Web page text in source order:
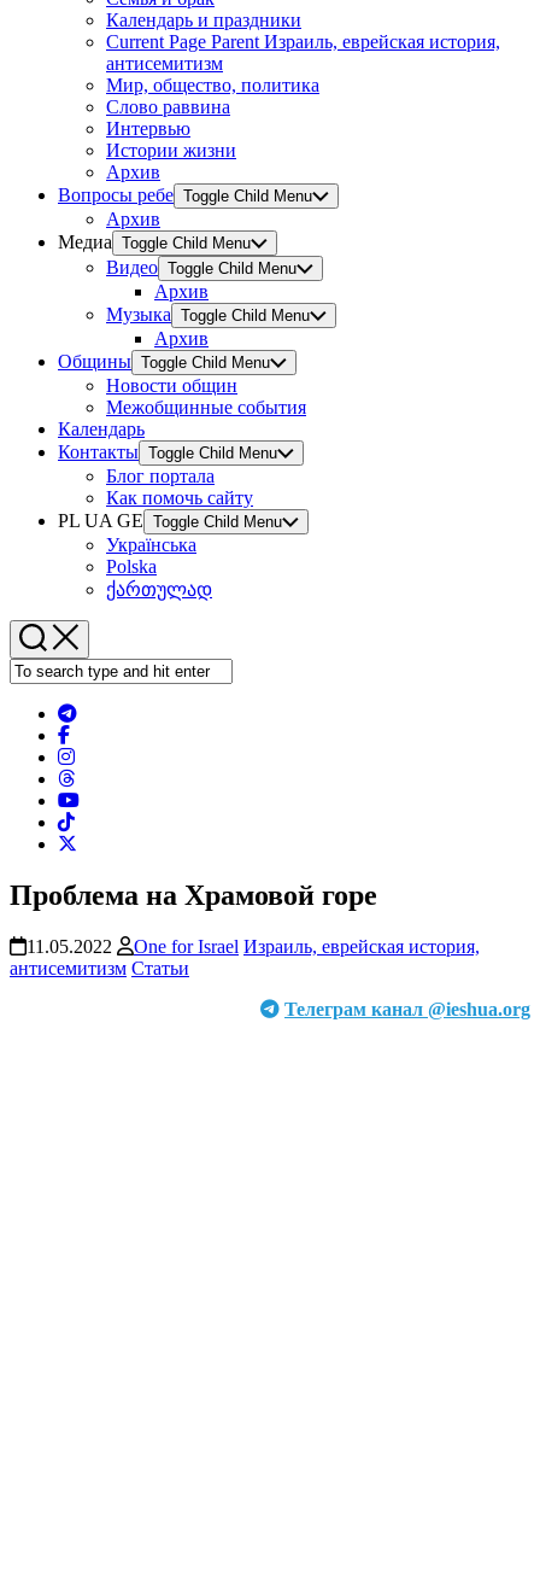
Календарь и праздники
Current Page Parent Израиль, еврейская история,
антисемитизм
Мир, общество, политика
Слово раввина
Интервью
Истории жизни
Архив
Вопросы ребе Toggle Child Menu
Архив
Медиа Toggle Child Menu
Видео Toggle Child Menu
Архив
Музыка Toggle Child Menu
Архив
Общины Toggle Child Menu
Новости общин
Межобщинные события
Календарь
Контакты Toggle Child Menu
Блог портала
Как помочь сайту
PL UA GE Toggle Child Menu
Українська
Polska
ქართულად
Проблема на Храмовой горе
11.05.2022 One for Israel Израиль, еврейская история,
антисемитизм Статьи
Телеграм канал @ieshua.org